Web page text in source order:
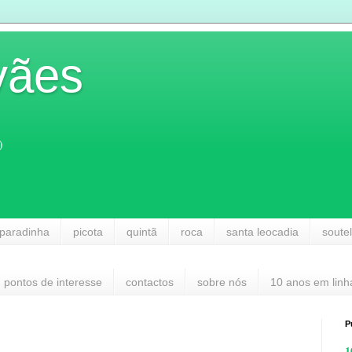
picota quintã roca santa leocadia
pontos de interesse contactos sobre nós 10 anos em